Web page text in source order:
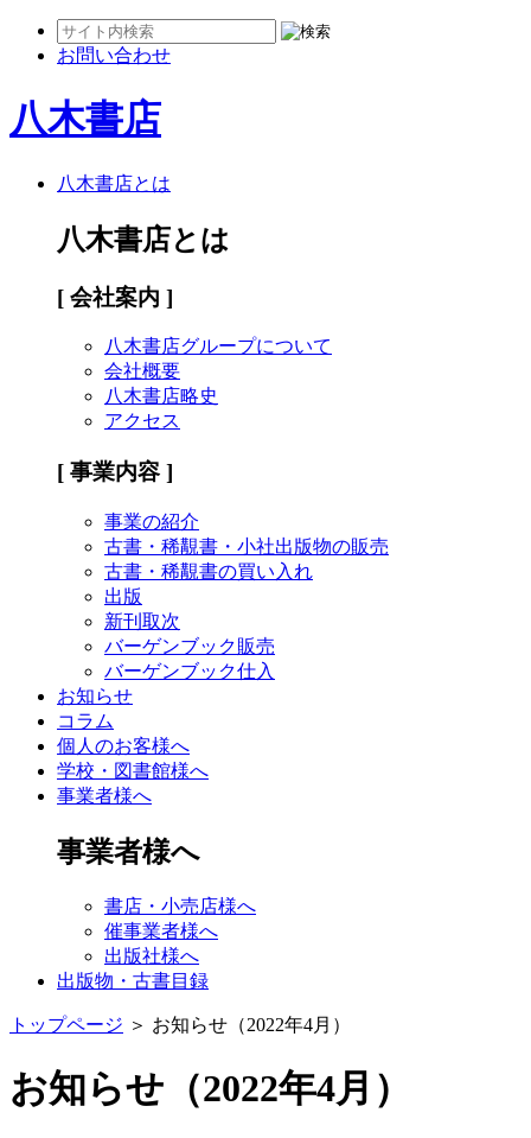
お問い合わせ
八木書店
八木書店とは
八木書店とは
[ 会社案内 ]
八木書店グループについて
会社概要
八木書店略史
アクセス
[ 事業内容 ]
事業の紹介
古書・稀覯書・小社出版物の販売
古書・稀覯書の買い入れ
出版
新刊取次
バーゲンブック販売
バーゲンブック仕入
お知らせ
コラム
個人のお客様へ
学校・図書館様へ
事業者様へ
事業者様へ
書店・小売店様へ
催事業者様へ
出版社様へ
出版物・古書目録
トップページ ＞ お知らせ（2022年4月）
お知らせ（2022年4月）